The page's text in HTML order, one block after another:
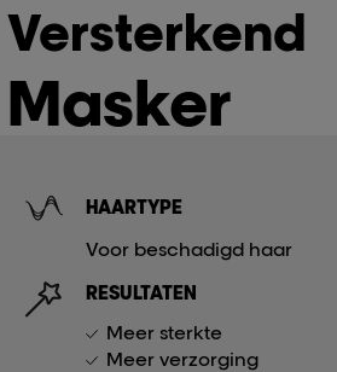
Versterkend
Masker
HAARTYPE
Voor beschadigd haar
RESULTATEN
Meer sterkte
Meer verzorging